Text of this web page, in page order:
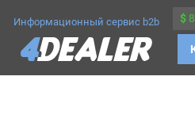
Информационный сервис b2b $